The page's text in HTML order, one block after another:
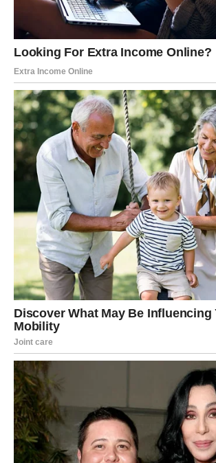
na vaše fizičko stanje.
Vreme je da mislite i na sebe
Dugo ste brinuli o drugima, a sada dolazi
ćete konačno početi da brinete o sebi.
trenutaka i pozitivnih ljudi učiniće da se
nego prethodnih meseci.
Biće ovo idealan period za putovanja,
uspomena koje ćete dugo pamtiti.
Jul će za Lavove biti
pamćenje
Dragi Lavovi, pred vama je mesec koji
je bilo najpotrebnije – sreću, spokoj i veru
još lepši dani. Ljubav će procvetati,
poboljšati, porodični odnosi će doneti mir,
vas nagraditi za sve kroz šta ste prošli.